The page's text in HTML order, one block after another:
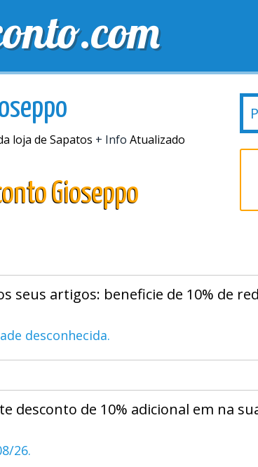
loja de Sapatos + Info Atualizado
Gioseppo
seus artigos: beneficie de 10% de
desconhecida.
desconto de 10% adicional em na
26.